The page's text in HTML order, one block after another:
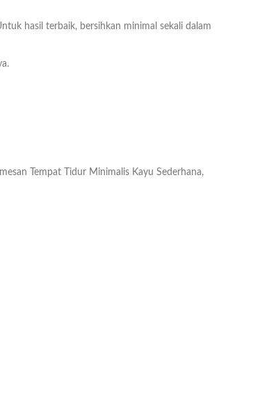
hasil terbaik, bersihkan minimal sekali dalam
Tempat Tidur Minimalis Kayu Sederhana,